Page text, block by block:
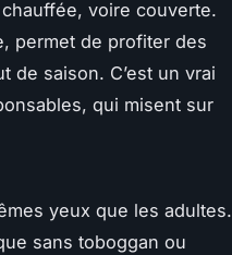
voire couverte.
permet de profiter des
de saison. C’est un vrai
qui misent sur
yeux que les adultes.
sans toboggan ou